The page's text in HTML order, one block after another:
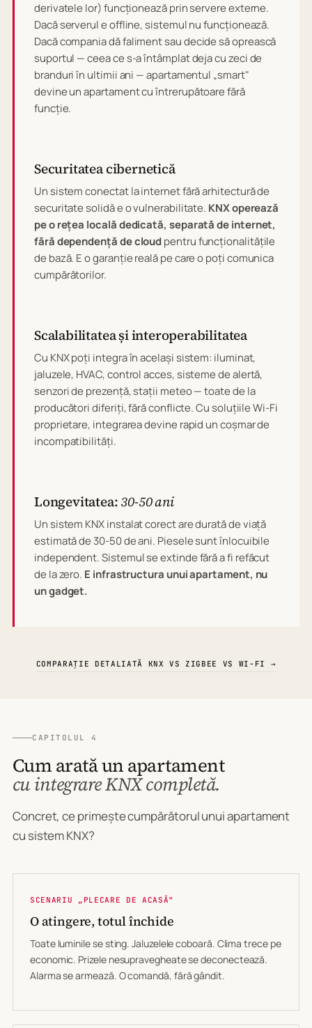
derivatele lor) funcționează prin servere externe.
Dacă serverul e offline, sistemul nu funcționează.
Dacă compania dă faliment sau decide să oprească
suportul — ceea ce s-a întâmplat deja cu zeci de
branduri în ultimii ani — apartamentul „smart"
devine un apartament cu întrerupătoare fără
funcție.
Securitatea cibernetică
Un sistem conectat la internet fără arhitectură de
securitate solidă e o vulnerabilitate. KNX operează
pe o rețea locală dedicată, separată de internet,
fără dependență de cloudpentru funcționalitățile
de bază. E o garanție reală pe care o poți comunica
cumpărătorilor.
Scalabilitatea și interoperabilitatea
Cu KNX poți integra în același sistem: iluminat,
jaluzele, HVAC, control acces, sisteme de alertă,
senzori de prezență, stații meteo — toate de la
producători diferiți, fără conflicte. Cu soluțiile Wi-Fi
proprietare, integrarea devine rapid un coșmar de
incompatibilități.
Longevitatea:30-50 ani
Un sistem KNX instalat corect are durată de viață
estimată de 30-50 de ani. Piesele sunt înlocuibile
independent. Sistemul se extinde fără a fi refăcut
de la zero. E infrastructura unui apartament, nu
un gadget.
COMPARAȚIE DETALIATĂ KNX VS ZIGBEE VS WI-FI →
CAPITOLUL 4
Cum arată un apartament
cu integrare KNX completă.
Concret, ce primește cumpărătorul unui apartament
cu sistem KNX?
SCENARIU „PLECARE DE ACASĂ"
O atingere, totul închide
Toate luminile se sting. Jaluzelele coboară. Clima trece pe
economic. Prizele nesupravegheate se deconectează.
Alarma se armează. O comandă, fără gândit.